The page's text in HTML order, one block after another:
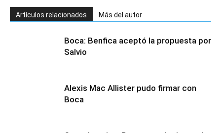
Artículos relacionados Más del autor
Boca: Benfica aceptó la propuesta por
Salvio
Alexis Mac Allister pudo firmar con
Boca